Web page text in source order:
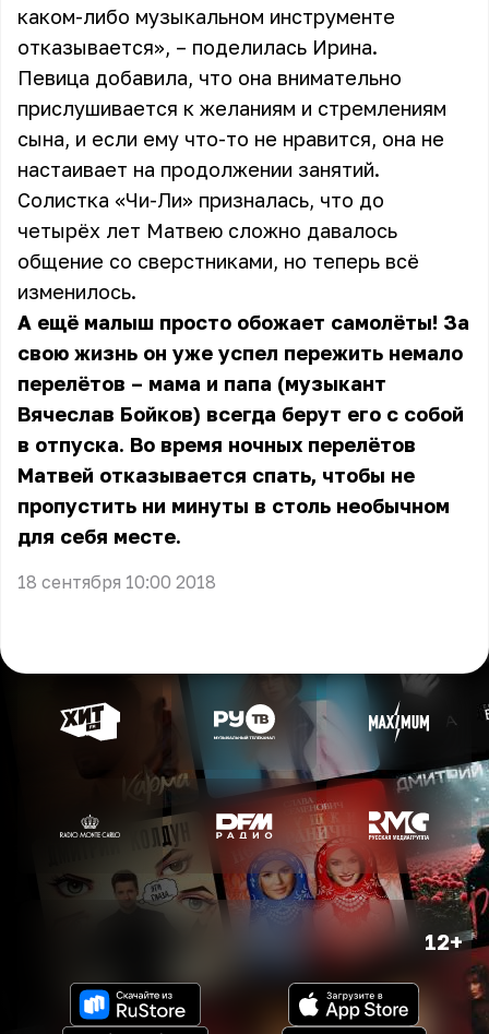
каком-либо музыкальном инструменте
отказывается», – поделилась Ирина.
Певица добавила, что она внимательно
прислушивается к желаниям и стремлениям
сына, и если ему что-то не нравится, она не
настаивает на продолжении занятий.
Солистка «Чи-Ли» призналась, что до
четырёх лет Матвею сложно давалось
общение со сверстниками, но теперь всё
изменилось.
А ещё малыш просто обожает самолёты! За
свою жизнь он уже успел пережить немало
перелётов – мама и папа (музыкант
Вячеслав Бойков) всегда берут его с собой
в отпуска. Во время ночных перелётов
Матвей отказывается спать, чтобы не
пропустить ни минуты в столь необычном
для себя месте.
18 сентября 10:00 2018
12+